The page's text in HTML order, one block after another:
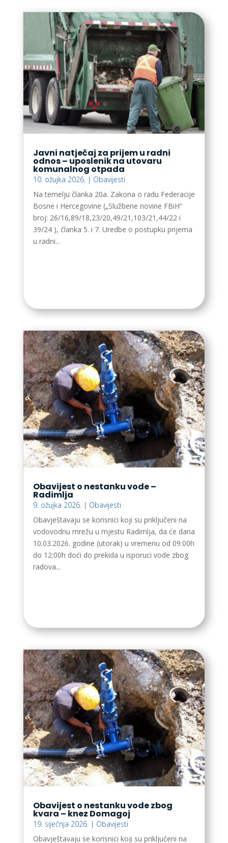
Javni natječaj za prijem u radni
odnos – uposlenik na utovaru
komunalnog otpada
10. ožujka 2026. | Obavijesti
Na temelju članka 20a. Zakona o radu Federacije
Bosne i Hercegovine („Službene novine FBiH“
broj: 26/16,89/18,23/20,49/21,103/21,44/22 i
39/24 ), članka 5. i 7. Uredbe o postupku prijema
u radni...
Obavijest o nestanku vode –
Radimlja
9. ožujka 2026.| Obavijesti
Obavještavaju se korisnici koji su priključeni na
vodovodnu mrežu u mjestu Radimlja, da će dana
10.03.2026. godine (utorak) u vremenu od 09:00h
do 12:00h doći do prekida u isporuci vode zbog
radova...
Obavijest o nestanku vode zbog
kvara – knez Domagoj
19. siječnja 2026.| Obavijesti
Obavještavaju se korisnici koji su priključeni na